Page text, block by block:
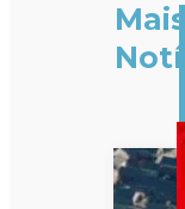
Mais